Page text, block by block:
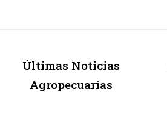
Últimas Noticias
Agropecuarias